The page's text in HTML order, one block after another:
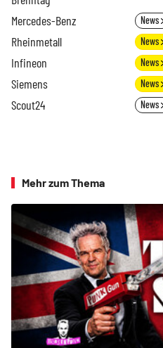
Mercedes-Benz News
Rheinmetall News
Infineon News
Siemens News
Scout24 News
Mehr zum Thema